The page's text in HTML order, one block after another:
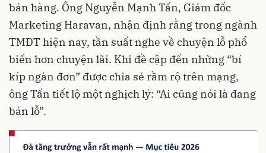
bán hàng. Ông Nguyễn Mạnh Tấn, Giám đốc
Marketing Haravan, nhận định rằng trong ngành
TMĐT hiện nay, tần suất nghe về chuyện lỗ phổ
biến hơn chuyện lãi. Khi đề cập đến những “bí
kíp ngàn đơn” được chia sẻ rầm rộ trên mạng,
ông Tấn tiết lộ một nghịch lý: “Ai cũng nói là đang
bán lỗ”.